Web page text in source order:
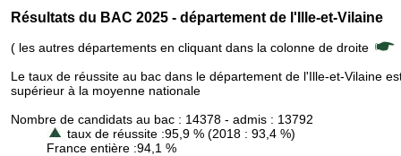
Résultats du BAC 2025 - département de l'Ille-et-Vilaine
( les autres départements en cliquant dans la colonne de droite
Le taux de réussite au bac dans le département de l'Ille-et-Vilaine
supérieur à la moyenne nationale
Nombre de candidats au bac : 14378 - admis : 13792
taux de réussite :95,9 % (2018 : 93,4 %)
France entière :94,1 %